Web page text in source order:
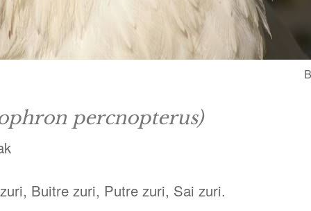
percnopterus)
Buitre zuri, Putre zuri, Sai zuri.